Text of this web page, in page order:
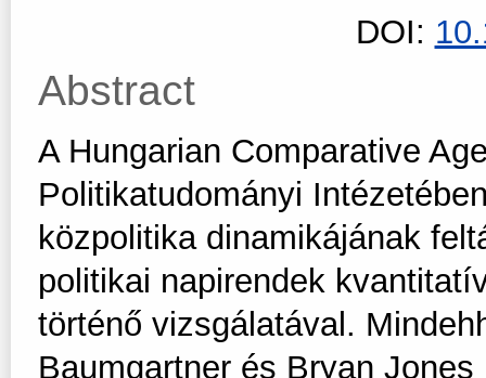
DOI:
Abstract
A Hungarian Comparative
Politikatudományi
közpolitika dinamikájának
politikai napirendek
történő vizsgálatával.
Baumgartner és Bryan